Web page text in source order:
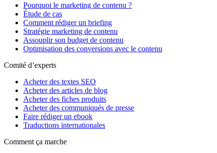
Pourquoi le marketing de contenu ?
Étude de cas
Comment rédiger un briefing
Stratégie marketing de contenu
Assouplir son budget de contenu
Optimisation des conversions avec le contenu
Comité d’experts
Acheter des textes SEO
Acheter des articles de blog
Acheter des fiches produits
Acheter des communiqués de presse
Faire rédiger un ebook
Traductions internationales
Comment ça marche